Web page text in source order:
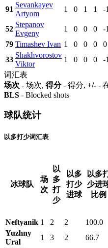
91
Sevankayev
Artyom
1 0 1 1 -1
52
Stepanov
Evgeny
1 0 0 0 -1
79 Timashev Ivan 1 0 0 0 0
33
Shakhvorostov
Viktor
1 0 0 0 -1
词汇表
场次 - 场次, 得分- 得分, +/- -
BLS - Blocked shots
球队统计
以多打少词汇表
冰球队
场
次
以
多
打
少
以多
打少
进球
以多
少进
比例
Neftyanik 1 2 2 100.0
Yuzhny
Ural
1 3 2 66.7